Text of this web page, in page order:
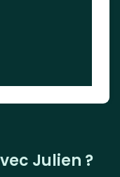
Julien ?